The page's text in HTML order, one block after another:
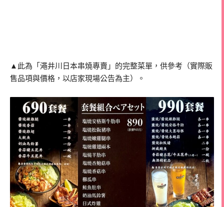
▲此為「澠井川日本串燒專賣」的完整菜單，供參考（實際販
售品項與價格，以店家現場公告為主）。